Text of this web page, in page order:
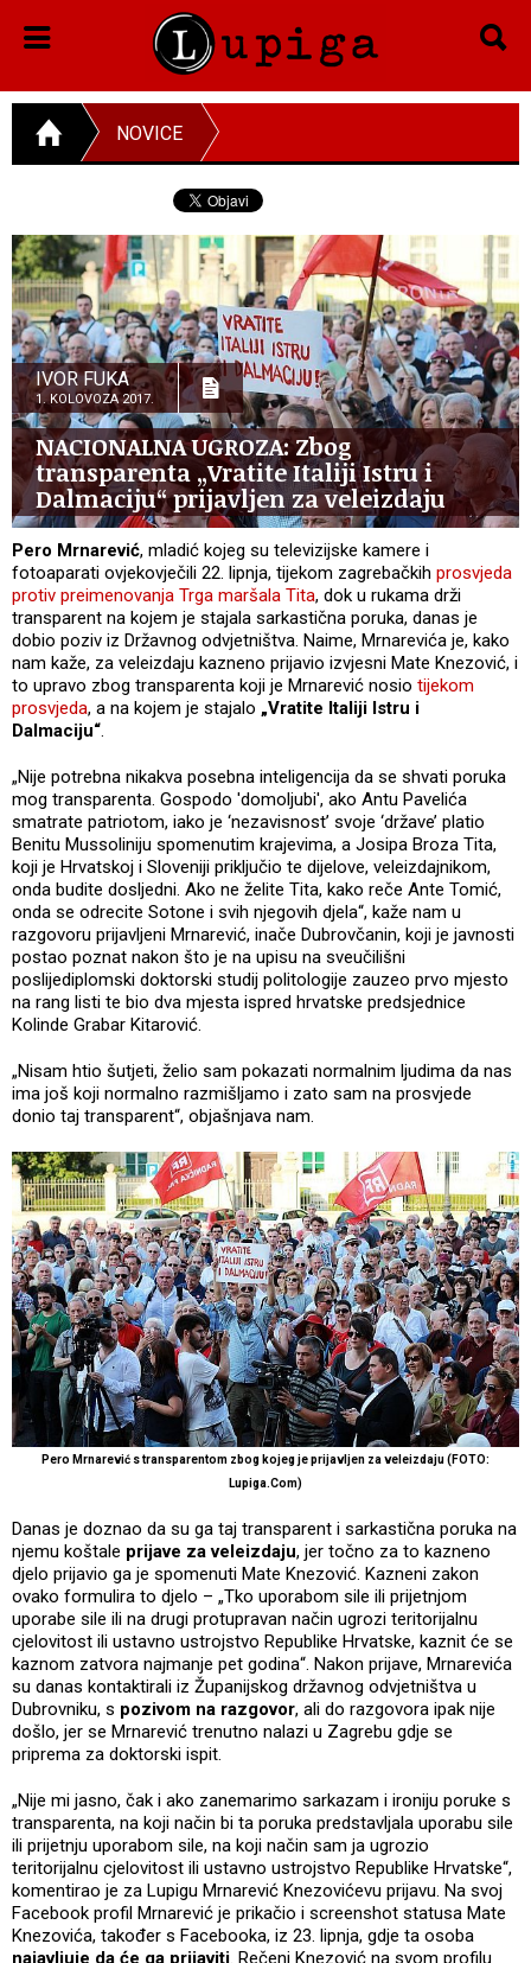
NOVICE
IVOR FUKA
1. KOLOVOZA 2017.
NACIONALNA UGROZA: Zbog
transparenta „Vratite Italiji Istru i
Dalmaciju“ prijavljen za veleizdaju
Pero Mrnarević, mladić kojeg su televizijske kamere i
fotoaparati ovjekovječili 22. lipnja, tijekom zagrebačkih prosvjeda
protiv preimenovanja Trga maršala Tita, dok u rukama drži
transparent na kojem je stajala sarkastična poruka, danas je
dobio poziv iz Državnog odvjetništva. Naime, Mrnarevića je, kako
nam kaže, za veleizdaju kazneno prijavio izvjesni Mate Knezović, i
to upravo zbog transparenta koji je Mrnarević nosio tijekom
prosvjeda, a na kojem je stajalo „Vratite Italiji Istru i
Dalmaciju“.
„Nije potrebna nikakva posebna inteligencija da se shvati poruka
mog transparenta. Gospodo 'domoljubi', ako Antu Pavelića
smatrate patriotom, iako je ‘nezavisnost’ svoje ‘države’ platio
Benitu Mussoliniju spomenutim krajevima, a Josipa Broza Tita,
koji je Hrvatskoj i Sloveniji priključio te dijelove, veleizdajnikom,
onda budite dosljedni. Ako ne želite Tita, kako reče Ante Tomić,
onda se odrecite Sotone i svih njegovih djela“, kaže nam u
razgovoru prijavljeni Mrnarević, inače Dubrovčanin, koji je javnosti
postao poznat nakon što je na upisu na sveučilišni
poslijediplomski doktorski studij politologije zauzeo prvo mjesto
na rang listi te bio dva mjesta ispred hrvatske predsjednice
Kolinde Grabar Kitarović.
„Nisam htio šutjeti, želio sam pokazati normalnim ljudima da nas
ima još koji normalno razmišljamo i zato sam na prosvjede
donio taj transparent“, objašnjava nam.
Pero Mrnarević s transparentom zbog kojeg je prijavljen za veleizdaju (FOTO:
Lupiga.Com)
Danas je doznao da su ga taj transparent i sarkastična poruka na
njemu koštale prijave za veleizdaju, jer točno za to kazneno
djelo prijavio ga je spomenuti Mate Knezović. Kazneni zakon
ovako formulira to djelo – „Tko uporabom sile ili prijetnjom
uporabe sile ili na drugi protupravan način ugrozi teritorijalnu
cjelovitost ili ustavno ustrojstvo Republike Hrvatske, kaznit će se
kaznom zatvora najmanje pet godina“. Nakon prijave, Mrnarevića
su danas kontaktirali iz Županijskog državnog odvjetništva u
Dubrovniku, s pozivom na razgovor, ali do razgovora ipak nije
došlo, jer se Mrnarević trenutno nalazi u Zagrebu gdje se
priprema za doktorski ispit.
„Nije mi jasno, čak i ako zanemarimo sarkazam i ironiju poruke s
transparenta, na koji način bi ta poruka predstavljala uporabu sile
ili prijetnju uporabom sile, na koji način sam ja ugrozio
teritorijalnu cjelovitost ili ustavno ustrojstvo Republike Hrvatske“,
komentirao je za Lupigu Mrnarević Knezovićevu prijavu. Na svoj
Facebook profil Mrnarević je prikačio i screenshot statusa Mate
Knezovića, također s Facebooka, iz 23. lipnja, gdje ta osoba
najavljuje da će ga prijaviti. Rečeni Knezović na svom profilu